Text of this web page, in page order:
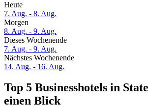
Heute
7. Aug. - 8. Aug.
Morgen
8. Aug. - 9. Aug.
Dieses Wochenende
7. Aug. - 9. Aug.
Nächstes Wochenende
14. Aug. - 16. Aug.
Top 5 Businesshotels in
einen Blick